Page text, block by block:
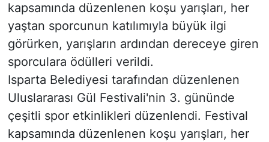
kapsamında düzenlenen koşu yarışları, her
yaştan sporcunun katılımıyla büyük ilgi
görürken, yarışların ardından dereceye giren
sporculara ödülleri verildi.
Isparta Belediyesi tarafından düzenlenen
Uluslararası Gül Festivali'nin 3. gününde
çeşitli spor etkinlikleri düzenlendi. Festival
kapsamında düzenlenen koşu yarışları, her